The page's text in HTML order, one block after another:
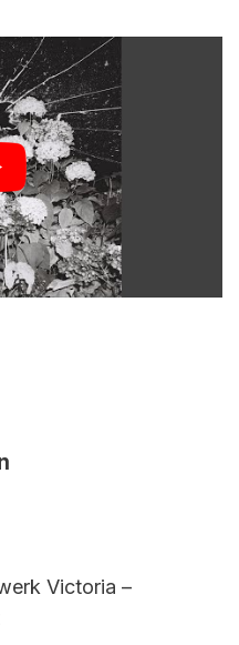
Victoria –